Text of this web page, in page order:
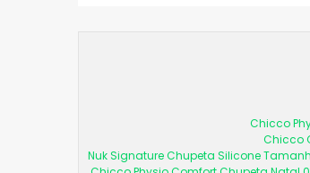
Chicco
Chicco
Nuk Signature Chupeta Silicone